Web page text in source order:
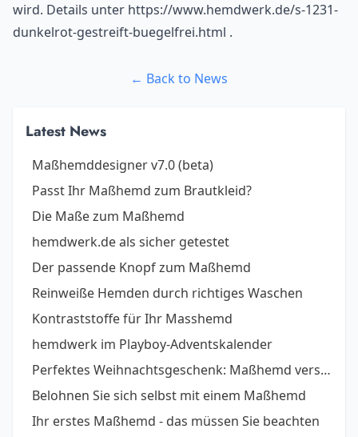
wird. Details unter https://www.hemdwerk.de/s-1231-
dunkelrot-gestreift-buegelfrei.html .
← Back to News
Latest News
Maßhemddesigner v7.0 (beta)
Passt Ihr Maßhemd zum Brautkleid?
Die Maße zum Maßhemd
hemdwerk.de als sicher getestet
Der passende Knopf zum Maßhemd
Reinweiße Hemden durch richtiges Waschen
Kontraststoffe für Ihr Masshemd
hemdwerk im Playboy-Adventskalender
Perfektes Weihnachtsgeschenk: Maßhemd verschenken, so geht´s.
Belohnen Sie sich selbst mit einem Maßhemd
Ihr erstes Maßhemd - das müssen Sie beachten